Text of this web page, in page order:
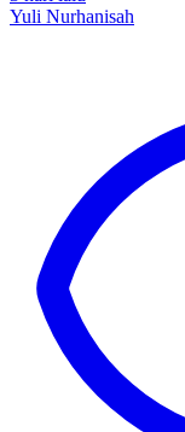
Yuli Nurhanisah